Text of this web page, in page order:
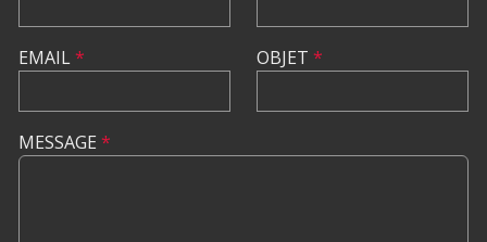
EMAIL* OBJET *
MESSAGE *